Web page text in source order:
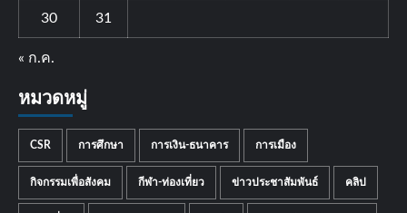
30 31
« ก.ค.
หมวดหมู่
CSR การศึกษา การเงิน-ธนาคาร การเมือง
กิจกรรมเพื่อสังคม กีฬา-ท่องเที่ยว ข่าวประชาสัมพันธ์ คลิป